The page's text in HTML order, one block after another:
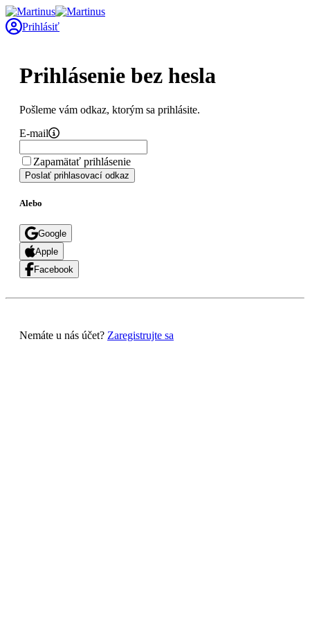
Prihlásiť
Prihlásenie bez hesla
Pošleme vám odkaz, ktorým sa prihlásite.
E-mail
Zapamätať prihlásenie
Poslať prihlasovací odkaz
Alebo
Google
Apple
Facebook
Nemáte u nás účet? Zaregistrujte sa